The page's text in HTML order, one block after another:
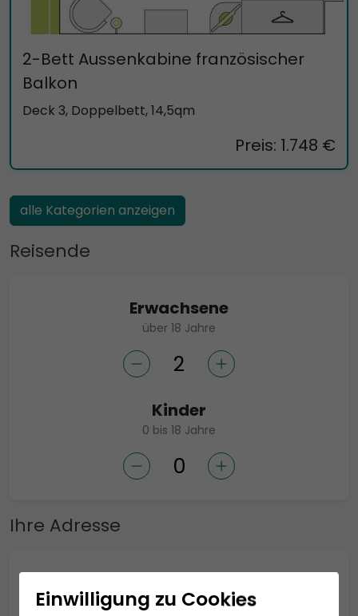
2-Bett Aussenkabine französischer
Balkon
Deck 3, Doppelbett, 14,5qm
Preis: 1.748 €
alle Kategorien anzeigen
Reisende
Erwachsene
über 18 Jahre
Kinder
0 bis 18 Jahre
Ihre Adresse
Einwilligung zu Cookies